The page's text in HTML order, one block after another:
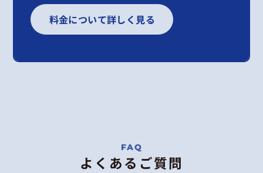
料金について詳しく見る
よくあるご質問